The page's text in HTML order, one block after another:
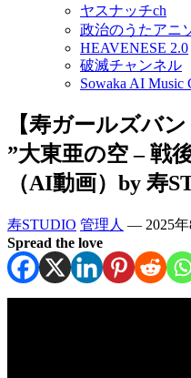
ヤスナッチch
政治のうたアニ
HEAVENESE 2.0
破滅チャンネル
Sowaka AI Music
【寿ガールズバ
”大東亜の空 – 戦
（AI動画）by 寿
寿STUDIO 管理人 — 2025
Spread the love